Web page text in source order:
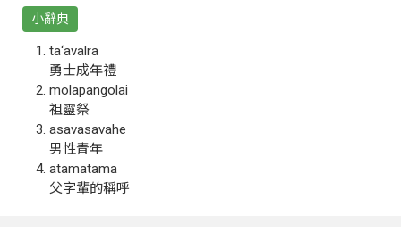
小辭典
ta‘avalra
勇士成年禮
molapangolai
祖靈祭
asavasavahe
男性青年
atamatama
父字輩的稱呼